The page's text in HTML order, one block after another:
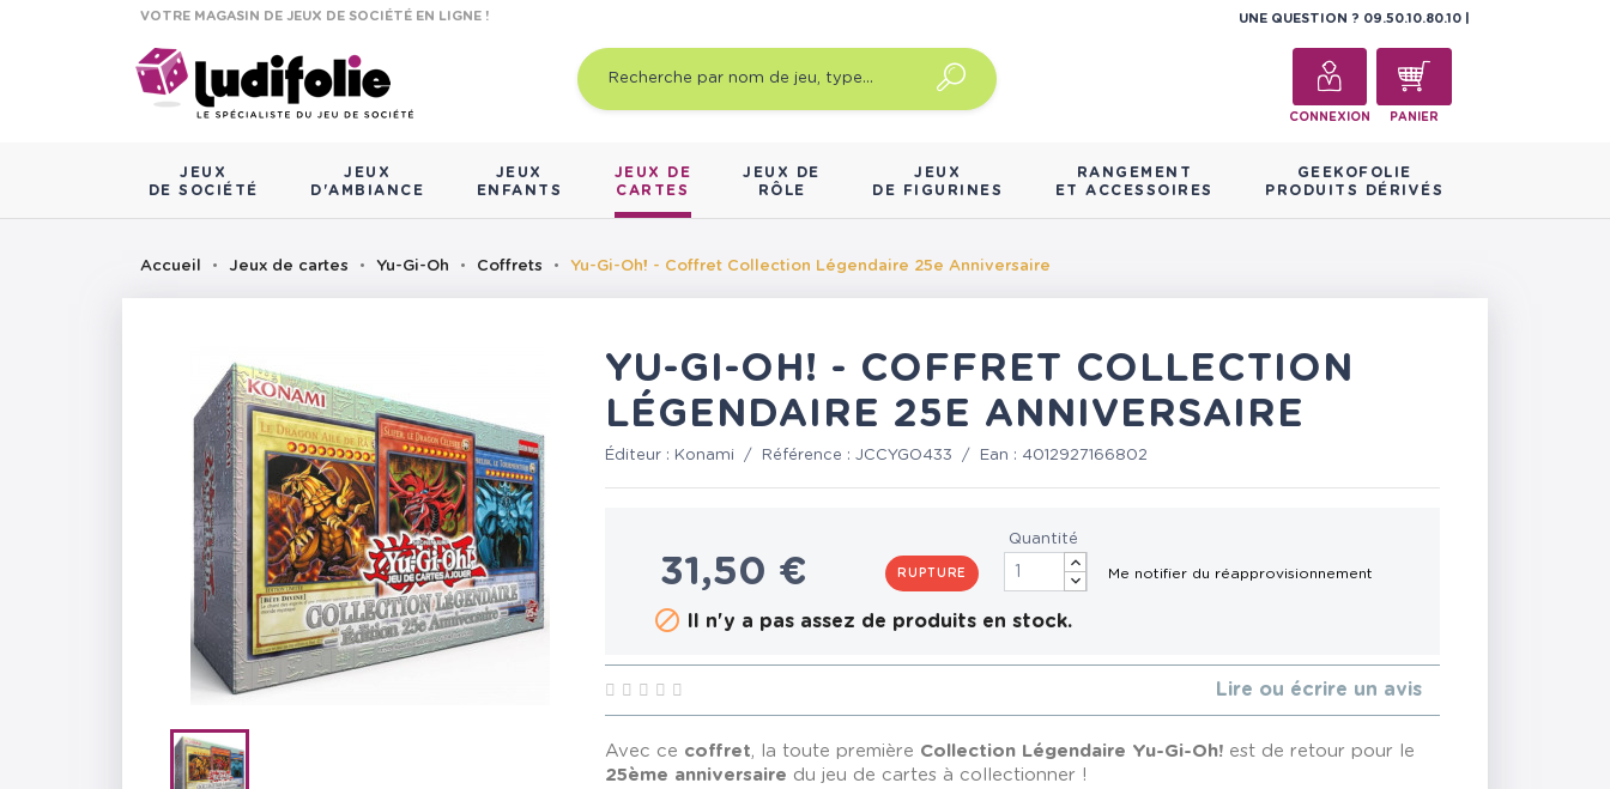
VOTRE MAGASIN DE JEUX DE SOCIÉTÉ EN LIGNE ! UNE QUESTION ? 09.50.10.80.10
CONNEXION PANIER
JEUX
DE SOCIÉTÉ
JEUX
D'AMBIANCE
JEUX
ENFANTS
JEUX DE
CARTES
JEUX DE
RÔLE
JEUX
DE FIGURINES
RANGEMENT
ET ACCESSOIRES
GEEKOFOLIE
PRODUITS DÉRIVÉS
Accueil Jeux de cartes Yu-Gi-Oh Coffrets Yu-Gi-Oh! - Coffret Collection Légendaire 25e Anniversaire
YU-GI-OH! - COFFRET COLLECTION
LÉGENDAIRE 25E ANNIVERSAIRE
Éditeur : Konami / Référence :JCCYGO433 / Ean : 4012927166802
31,50 € RUPTURE
Quantité
 Il n'y a pas assez de produits en stock.
Lire ou écrire un avis
Avec ce coffret, la toute première Collection Légendaire Yu-Gi-Oh! est de retour pour le
25ème anniversaire du jeu de cartes à collectionner !